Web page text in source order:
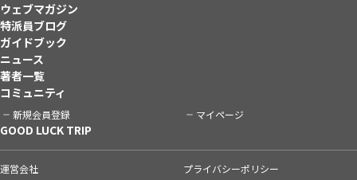
ウェブマガジン
特派員ブログ
ガイドブック
ニュース
著者一覧
コミュニティ
新規会員登録 マイページ
GOOD LUCK TRIP
運営会社 プライバシーポリシー